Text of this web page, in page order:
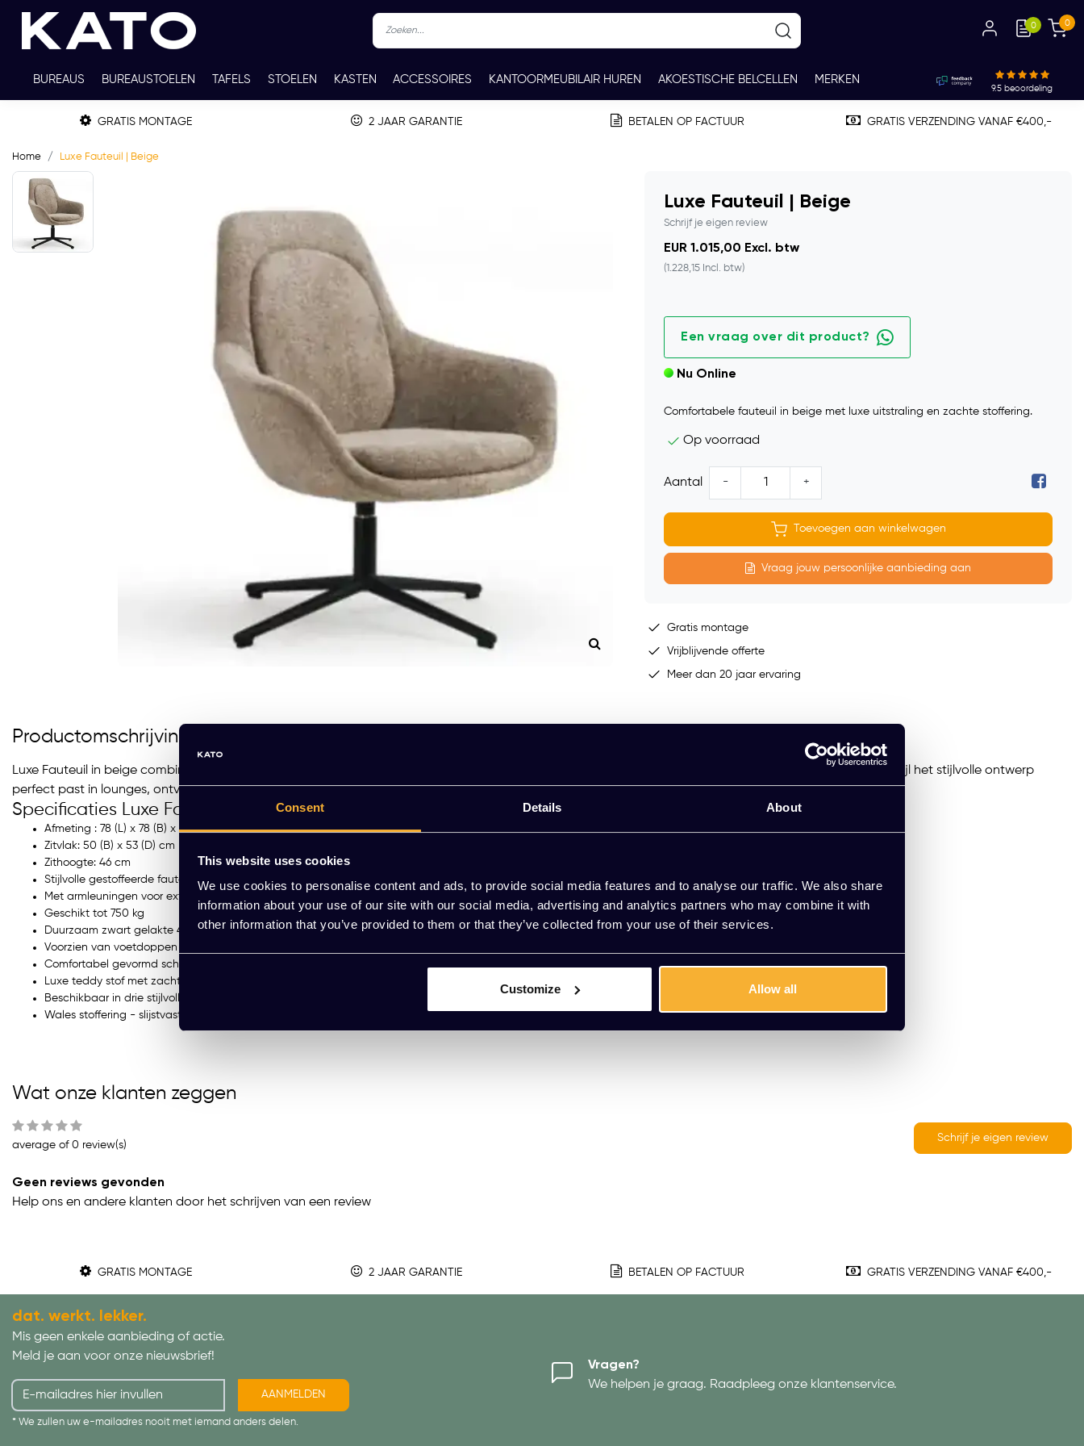
Consent Details About
This website uses cookies
We use cookies to personalise content and ads, to provide social media features and to analyse our traffic. We also share
information about your use of our site with our social media, advertising and analytics partners who may combine it with
other information that you’ve provided to them or that they’ve collected from your use of their services.
Customize Allow all
0 0
BUREAUS BUREAUSTOELEN TAFELS STOELEN KASTEN ACCESSOIRES KANTOORMEUBILAIR HUREN AKOESTISCHE BELCELLEN MERKEN
TWEEDEHANDS THUISWERKPLEKKEN WERKBLADKLEUREN CONTACT
9.5 beoordeling
GRATIS MONTAGE 2 JAAR GARANTIE BETALEN OP FACTUUR GRATIS VERZENDING VANAF €400,-
Home Luxe Fauteuil | Beige
Luxe Fauteuil | Beige
Schrijf je eigen review
EUR 1.015,00 Excl. btw
(1.228,15 Incl. btw)
Een vraag over dit product?
Nu Online
Comfortabele fauteuil in beige met luxe uitstraling en zachte stoffering.
Op voorraad
Aantal - +
Toevoegen aan winkelwagen
Vraag jouw persoonlijke aanbieding aan
Gratis montage
Vrijblijvende offerte
Meer dan 20 jaar ervaring
Productomschrijving
Luxe Fauteuil in beige combineert elegantie met optimaal zitcomfort. De zachte stoffering en royale zitting zorgen voor een ontspannen uitstraling, terwijl het stijlvolle ontwerp
perfect past in lounges, ontvangstruimtes en moderne interieurs.
Specificaties Luxe Fauteuil | Beige
Afmeting : 78 (L) x 78 (B) x 95 (H) cm
Zitvlak: 50 (B) x 53 (D) cm
Zithoogte: 46 cm
Stijlvolle gestoffeerde fauteuil
Met armleuningen voor extra ontstpanning
Geschikt tot 750 kg
Duurzaam zwart gelakte 4-poots stervoet
Voorzien van voetdoppen
Comfortabel gevormd schuim van hoge kwaliteit
Luxe teddy stof met zachte, warme textuur
Beschikbaar in drie stijlvolle kleuren: zwart, beige of grijs
Wales stoffering - slijstvastheid 100.000 Martindale
Wat onze klanten zeggen
average of 0 review(s)
Schrijf je eigen review
Geen reviews gevonden
Help ons en andere klanten door het schrijven van een review
GRATIS MONTAGE 2 JAAR GARANTIE BETALEN OP FACTUUR GRATIS VERZENDING VANAF €400,-
dat. werkt. lekker.
Mis geen enkele aanbieding of actie.
Meld je aan voor onze nieuwsbrief!
AANMELDEN
* We zullen uw e-mailadres nooit met iemand anders delen.
Vragen?
We helpen je graag. Raadpleeg onze klantenservice.